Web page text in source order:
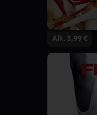
Alk. 3,99 €